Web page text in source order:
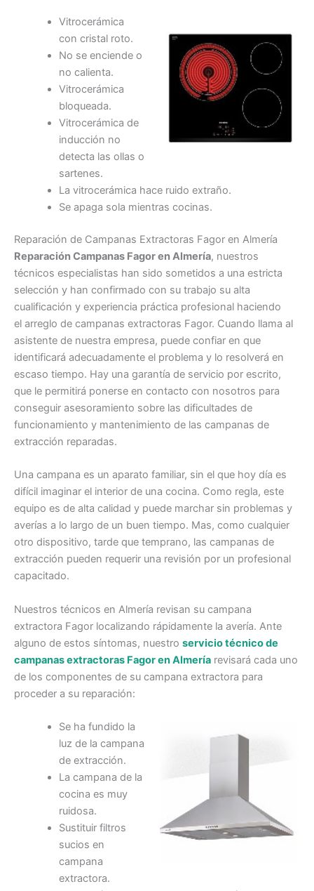
Vitrocerámica
con cristal roto.
No se enciende o
no calienta.
Vitrocerámica
bloqueada.
Vitrocerámica de
inducción no
detecta las ollas o
sartenes.
La vitrocerámica hace ruido extraño.
Se apaga sola mientras cocinas.
Reparación de Campanas Extractoras Fagor en Almería
Reparación Campanas Fagor en Almería, nuestros
técnicos especialistas han sido sometidos a una estricta
selección y han confirmado con su trabajo su alta
cualificación y experiencia práctica profesional haciendo
el arreglo de campanas extractoras Fagor. Cuando llama al
asistente de nuestra empresa, puede confiar en que
identificará adecuadamente el problema y lo resolverá en
escaso tiempo. Hay una garantía de servicio por escrito,
que le permitirá ponerse en contacto con nosotros para
conseguir asesoramiento sobre las dificultades de
funcionamiento y mantenimiento de las campanas de
extracción reparadas.
Una campana es un aparato familiar, sin el que hoy día es
difícil imaginar el interior de una cocina. Como regla, este
equipo es de alta calidad y puede marchar sin problemas y
averías a lo largo de un buen tiempo. Mas, como cualquier
otro dispositivo, tarde que temprano, las campanas de
extracción pueden requerir una revisión por un profesional
capacitado.
Nuestros técnicos en Almería revisan su campana
extractora Fagor localizando rápidamente la avería. Ante
alguno de estos síntomas, nuestro servicio técnico de
campanas extractoras Fagor en Almería revisará cada uno
de los componentes de su campana extractora para
proceder a su reparación:
Se ha fundido la
luz de la campana
de extracción.
La campana de la
cocina es muy
ruidosa.
Sustituir filtros
sucios en
campana
extractora.